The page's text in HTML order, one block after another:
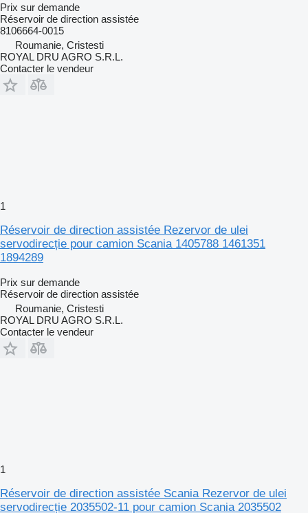
Prix sur demande
Réservoir de direction assistée
8106664-0015
Roumanie, Cristesti
ROYAL DRU AGRO S.R.L.
Contacter le vendeur
1
Réservoir de direction assistée Rezervor de ulei
servodirecție pour camion Scania 1405788 1461351
1894289
Prix sur demande
Réservoir de direction assistée
Roumanie, Cristesti
ROYAL DRU AGRO S.R.L.
Contacter le vendeur
1
Réservoir de direction assistée Scania Rezervor de ulei
servodirecție 2035502-11 pour camion Scania 2035502